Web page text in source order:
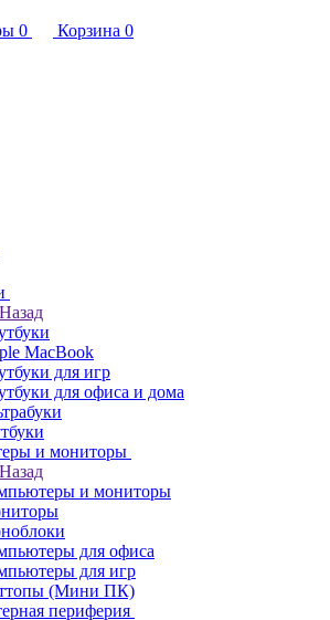
0 Корзина 0
Назад
MacBook
для игр
для офиса и дома
и мониторы
Назад
и мониторы
для офиса
для игр
(Мини ПК)
периферия